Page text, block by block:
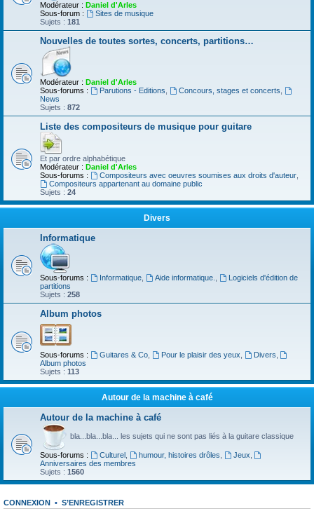
Modérateur : Daniel d'Arles
Sous-forum :
Sites de musique
Sujets : 181
Nouvelles de toutes sortes, concerts, partitions…
Modérateur : Daniel d'Arles
Sous-forums :
Parutions - Editions Concours, stages et concerts
News
Sujets : 872
Liste des compositeurs de musique pour guitare
Et par ordre alphabétique
Modérateur : Daniel d'Arles
Sous-forums :
Compositeurs avec oeuvres soumises aux droits d'auteur,
Compositeurs appartenant au domaine public
Sujets : 24
Divers
Informatique
Sous-forums : Informatique, Aide informatique.
Logiciels d'édition de
partitions
Sujets : 258
Album photos
Sous-forums : Guitares & Co, Pour le plaisir des yeux Divers
Album photos
Sujets : 113
Autour de la machine à café
Autour de la machine à café
bla...bla...bla... les sujets qui ne sont pas liés à la guitare classique
Sous-forums : Culturel, humour, histoires drôles Jeux
Anniversaires des membres
Sujets : 1560
CONNEXION • S’ENREGISTRER